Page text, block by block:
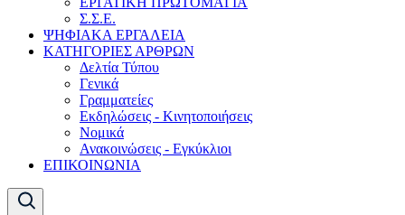
Σ.Σ.Ε.
ΨΗΦΙΑΚΑ ΕΡΓΑΛΕΙΑ
ΚΑΤΗΓΟΡΙΕΣ ΑΡΘΡΩΝ
Δελτία Τύπου
Γενικά
Γραμματείες
Εκδηλώσεις - Κινητοποιήσεις
Νομικά
Ανακοινώσεις - Εγκύκλιοι
ΕΠΙΚΟΙΝΩΝΙΑ